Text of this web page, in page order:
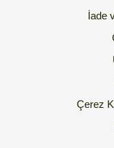
İade
Çerez